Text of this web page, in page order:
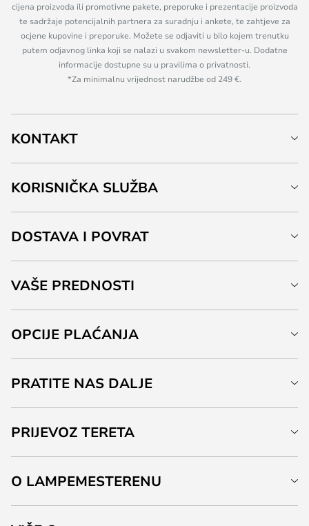
cijena proizvoda ili promotivne pakete, preporuke i prezentacije proizvoda
te sadržaje potencijalnih partnera za suradnju i ankete, te zahtjeve za
ocjene kupovine i preporuke. Možete se odjaviti u bilo kojem trenutku
putem odjavnog linka koji se nalazi u svakom newsletter-u. Dodatne
informacije dostupne su u pravilima o privatnosti.
*Za minimalnu vrijednost narudžbe od 249 €.
KONTAKT
KORISNIČKA SLUŽBA
DOSTAVA I POVRAT
VAŠE PREDNOSTI
OPCIJE PLAĆANJA
PRATITE NAS DALJE
PRIJEVOZ TERETA
O LAMPEMESTERENU